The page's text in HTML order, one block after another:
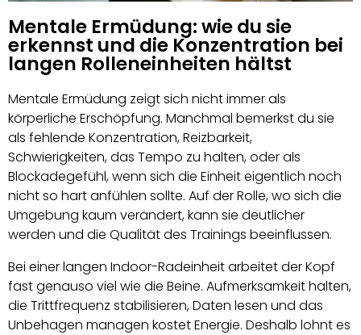
Mentale Ermüdung: wie du sie
erkennst und die Konzentration bei
langen Rolleneinheiten hältst
Mentale Ermüdung zeigt sich nicht immer als
körperliche Erschöpfung. Manchmal bemerkst du sie
als fehlende Konzentration, Reizbarkeit,
Schwierigkeiten, das Tempo zu halten, oder als
Blockadegefühl, wenn sich die Einheit eigentlich noch
nicht so hart anfühlen sollte. Auf der Rolle, wo sich die
Umgebung kaum verändert, kann sie deutlicher
werden und die Qualität des Trainings beeinflussen.
Bei einer langen Indoor-Radeinheit arbeitet der Kopf
fast genauso viel wie die Beine. Aufmerksamkeit halten,
die Trittfrequenz stabilisieren, Daten lesen und das
Unbehagen managen kostet Energie. Deshalb lohnt es